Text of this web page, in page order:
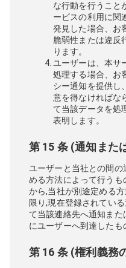
な行動を行うこと
ービスの利用に関
発見した場合、お
脆弱性または違反
ります。
ユーザーは、本サ
処理する場合、お
シー通知を提供し
意を得なければな
て当該データを処
表明します。
第 15 条 (通知また
ユーザーと当社との間
める方法によって行う
から,当社が別途定める
限り,現在登録されてい
て当該連絡先へ通知ま
にユーザーへ到達したも
第 16 条 (権利義務